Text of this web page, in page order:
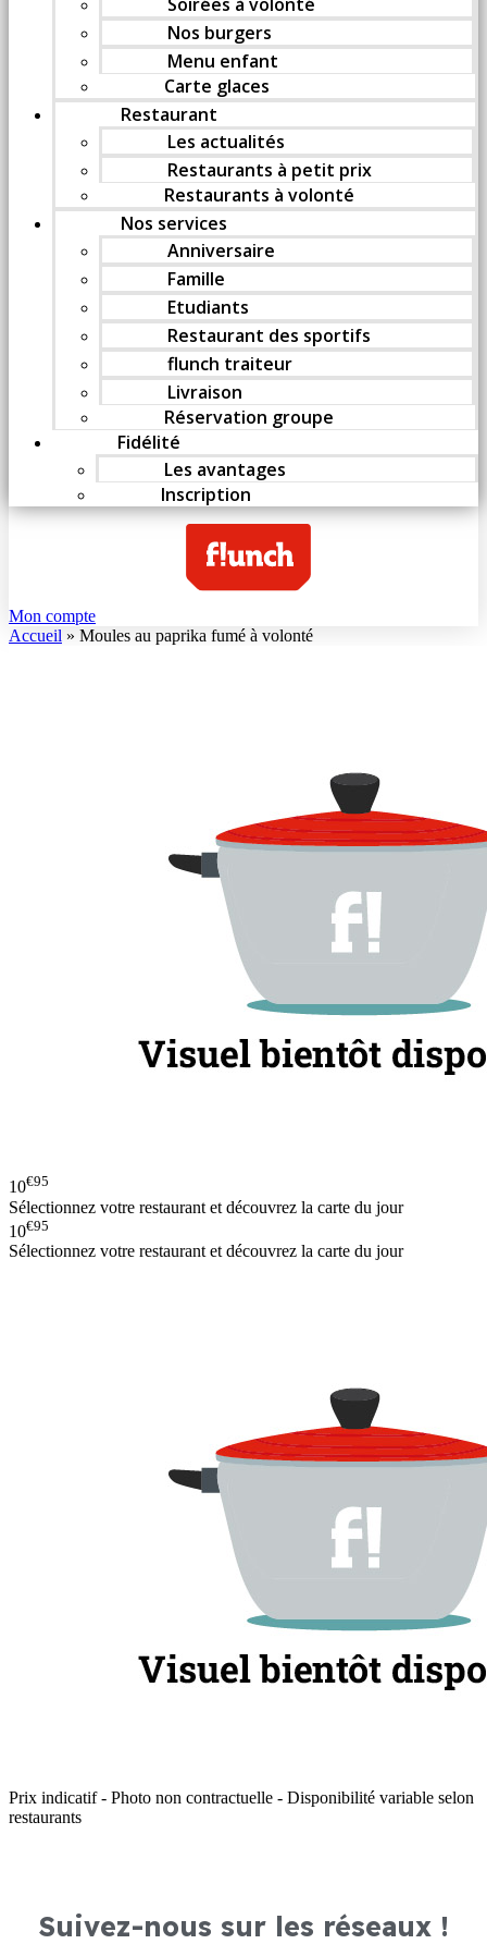
Nos burgers
Menu enfant
Carte glaces
Restaurant
Les actualités
Restaurants à petit prix
Restaurants à volonté
Nos services
Anniversaire
Famille
Etudiants
Restaurant des sportifs
flunch traiteur
Livraison
Réservation groupe
Fidélité
Les avantages
Inscription
Mon compte
Accueil » Moules au paprika fumé à volonté
10€95
Sélectionnez votre restaurant et découvrez la carte du jour
10€95
Sélectionnez votre restaurant et découvrez la carte du jour
Prix indicatif - Photo non contractuelle - Disponibilité variable selon
restaurants
Suivez-nous sur les réseaux !